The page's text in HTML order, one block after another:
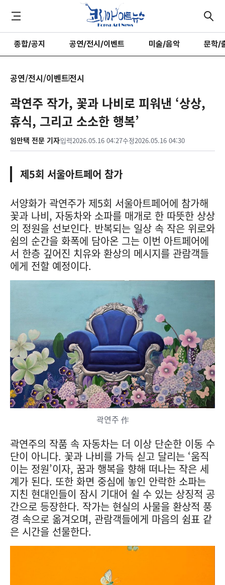
종합/공지 공연/전시/이벤트 미술/음악 문학/
공연/전시/이벤트전시
곽연주 작가, 꽃과 나비로 피워낸 ‘상상,
휴식, 그리고 소소한 행복’
임만택 전문 기자입력2026.05.16 04:27수정2026.05.16 04:30
제5회 서울아트페어 참가
서양화가 곽연주가 제5회 서울아트페어에 참가해
꽃과 나비, 자동차와 소파를 매개로 한 따뜻한 상상
의 정원을 선보인다. 반복되는 일상 속 작은 위로와
쉼의 순간을 화폭에 담아온 그는 이번 아트페어에
서 한층 깊어진 치유와 환상의 메시지를 관람객들
에게 전할 예정이다.
곽연주 作
곽연주의 작품 속 자동차는 더 이상 단순한 이동 수
단이 아니다. 꽃과 나비를 가득 싣고 달리는 ‘움직
이는 정원’이자, 꿈과 행복을 향해 떠나는 작은 세
계가 된다. 또한 화면 중심에 놓인 안락한 소파는
지친 현대인들이 잠시 기대어 쉴 수 있는 상징적 공
간으로 등장한다. 작가는 현실의 사물을 환상적 풍
경 속으로 옮겨오며, 관람객들에게 마음의 쉼표 같
은 시간을 선물한다.